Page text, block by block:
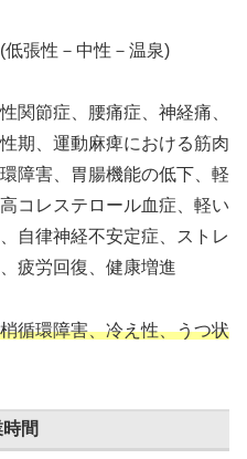
張性－中性－温泉)
関節症、腰痛症、神経痛、
期、運動麻痺における筋肉
障害、胃腸機能の低下、軽
コレステロール血症、軽い
自律神経不安定症、ストレ
疲労回復、健康増進
循環障害、冷え性、うつ状
間